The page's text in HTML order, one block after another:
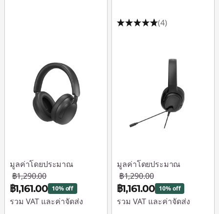
มูลค่าโดยประมาณ
฿1,290.00
฿1,161.00 10% off
รวม VAT และค่าจัดส่ง
(4)
มูลค่าโดยประมาณ
฿1,290.00
฿1,161.00 10% off
รวม VAT และค่าจัดส่ง